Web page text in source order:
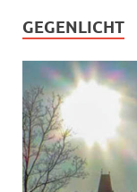
GEGENLICHT